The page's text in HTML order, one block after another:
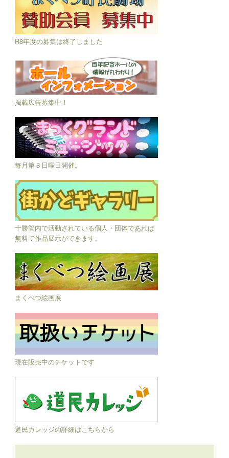
R8年度の募集は終了しました
掲載広告募集中！
毎月第３日曜日開催。
十勝管内で活動されている個人・団体であれば
無料で作品展示ができます。
まくべつ絵画展
現在販売中のチケットです
道民カレッジの詳細はこちらから